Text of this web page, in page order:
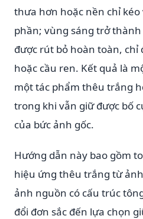
thưa hơn hoặc nền chỉ
phần; vùng sáng trở
được rút bỏ hoàn toàn, chỉ
hoặc cầu ren. Kết quả là
một tác phẩm thêu trắng
trong khi vẫn giữ được bố
của bức ảnh gốc.
Hướng dẫn này bao gồm
hiệu ứng thêu trắng từ
ảnh nguồn có cấu trúc
đổi đơn sắc đến lựa chọn